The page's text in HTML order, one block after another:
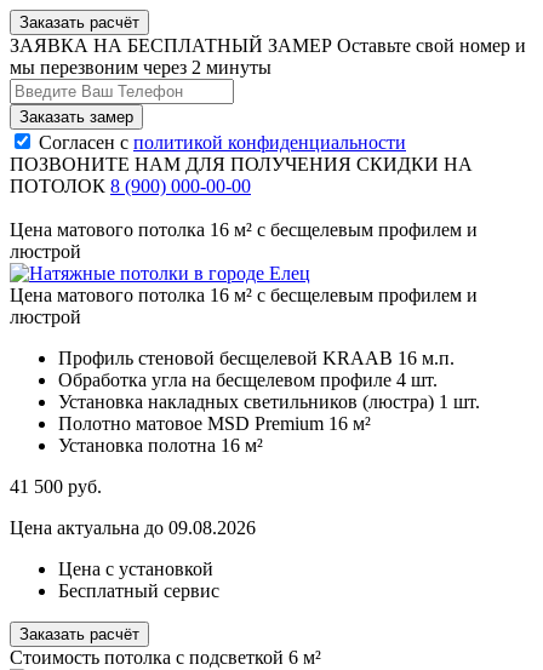
Заказать расчёт
ЗАЯВКА НА БЕСПЛАТНЫЙ ЗАМЕР Оставьте свой номер и
мы перезвоним через 2 минуты
Согласен с политикой конфиденциальности
ПОЗВОНИТЕ НАМ ДЛЯ ПОЛУЧЕНИЯ СКИДКИ НА
ПОТОЛОК 8 (900) 000-00-00
Цена матового потолка 16 м² с бесщелевым профилем и
люстрой
Цена матового потолка 16 м² с бесщелевым профилем и
люстрой
Профиль стеновой бесщелевой KRAAB 16 м.п.
Обработка угла на бесщелевом профиле 4 шт.
Установка накладных светильников (люстра) 1 шт.
Полотно матовое MSD Premium 16 м²
Установка полотна 16 м²
41 500 руб.
Цена актуальна до 09.08.2026
Цена с установкой
Бесплатный сервис
Заказать расчёт
Стоимость потолка с подсветкой 6 м²